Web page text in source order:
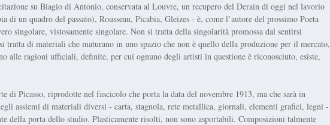
su Biagio di Antonio, conservata al Louvre, un recupero del Derain di oggi nel lavorio
di un quadro del passato), Rousseau, Picabia, Gleizes - è, come l’autore del prossimo Poeta
singolare, vistosamente singolare. Non si tratta della singolarità promossa dal sentirsi
tratta di materiali che maturano in uno spazio che non è quello della produzione per il mercato,
alle ragioni ufficiali, definite, per cui ognuno degli artisti in questione è riconosciuto, esiste,
di Picasso, riprodotte nel fascicolo che porta la data del novembre 1913, ma che sarà in
assiemi di materiali diversi - carta, stagnola, rete metallica, giornali, elementi grafici, legni -
della porta dello studio. Plasticamente risolti, non sono asportabili. Composizioni talmente